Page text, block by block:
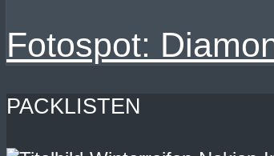
Fotospot:
PACKLISTEN